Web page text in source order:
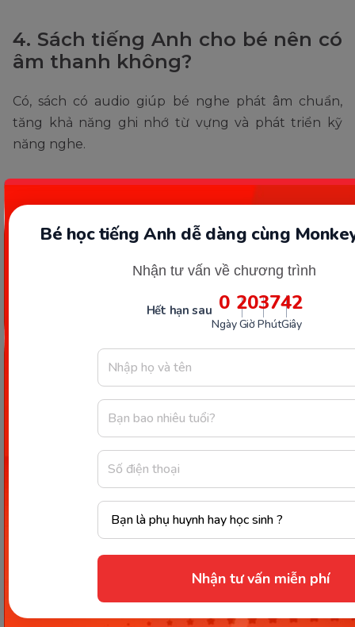
Bé học tiếng Anh dễ dàng cùng
Nhận tư vấn về chương trình
Hết hạn sau 0
Ngày
20
Giờ
37
Phút
41
Giây
Nhận tư vấn miễn phí
4. Sách tiếng Anh cho bé nên có
âm thanh không?
Có, sách có audio giúp bé nghe phát âm chuẩn,
tăng khả năng ghi nhớ từ vựng và phát triển kỹ
năng nghe.
5. Nên đọc sách tiếng Anh mỗi
ngày hay vài lần/tuần?
Như vậy bé vừa học vừa hình thành thói quen yêu
6. Có nên kết hợp sách tiếng
Anh với trò chơi, bài hát không?
Rất nên. Kết hợp đọc sách với trò chơi, bài hát giúp
bé hứng thú, ghi nhớ từ vựng nhanh hơn và phát
triển ngôn ngữ toàn diện.
7. Nên bắt đầu với sách giấy hay
sách điện tử (ebook)?
Sách giấy giúp bé cầm nắm, lật trang, tương tác
trực tiếp; sách điện tử tiện lợi nhưng nên kết hợp cả
hai để đa dạng trải nghiệm.